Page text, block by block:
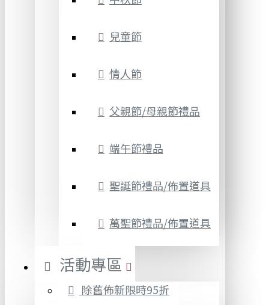
兒童節
情人節
父親節/母親節禮品
端午節禮品
聖誕節禮品/佈置道具
萬聖節禮品/佈置道具
活動專區
除舊佈新限時95折